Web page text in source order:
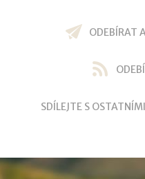
ODEBÍRAT
SDÍLEJTE S OSTATNÍMI